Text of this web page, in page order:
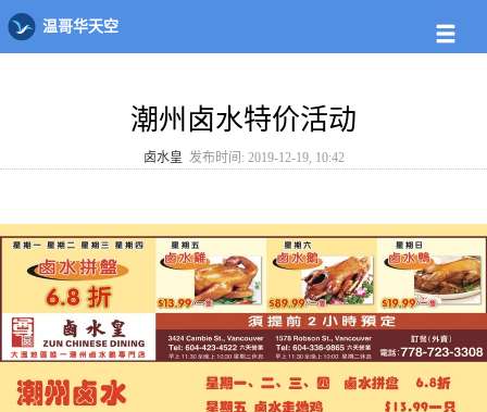
温哥华天空
大温店铺 大温菜板
潮州卤水特价活动
卤水皇 发布时间: 2019-12-19, 10:42